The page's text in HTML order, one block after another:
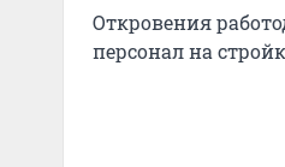
Откровения
персонал на